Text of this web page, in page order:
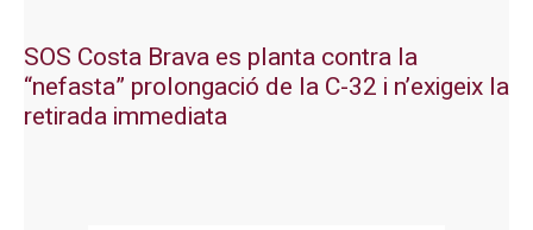
SOS Costa Brava es planta contra la
“nefasta” prolongació de la C-32 i n’exigeix la
retirada immediata